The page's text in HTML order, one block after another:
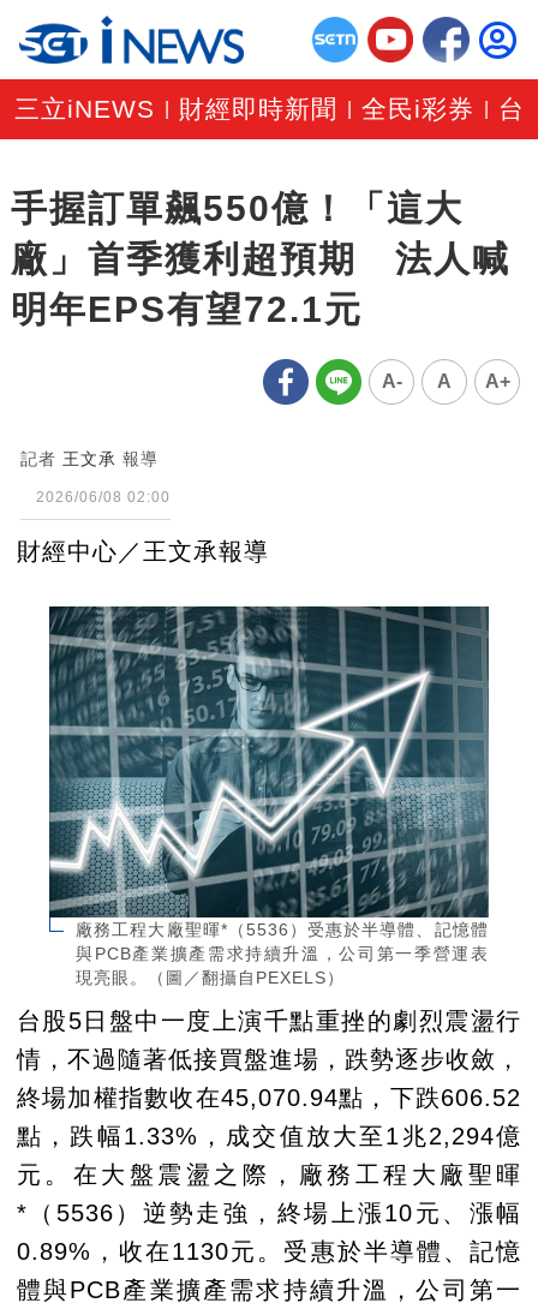
三立iNEWS 財經即時新聞 |全民i彩券 台
手握訂單飆550億！「這大
廠」首季獲利超預期 法人喊
明年EPS有望72.1元
A- A A+
記者 王文承 報導
2026/06/08 02:00
財經中心／王文承報導
廠務工程大廠聖暉*（5536）受惠於半導體、記憶體
與PCB產業擴產需求持續升溫，公司第一季營運表
現亮眼。（圖／翻攝自PEXELS）
台股5日盤中一度上演千點重挫的劇烈震盪行
情，不過隨著低接買盤進場，跌勢逐步收斂，
終場加權指數收在45,070.94點，下跌606.52
點，跌幅1.33%，成交值放大至1兆2,294億
元。在大盤震盪之際，廠務工程大廠聖暉
*（5536）逆勢走強，終場上漲10元、漲幅
0.89%，收在1130元。受惠於半導體、記憶
體與PCB產業擴產需求持續升溫，公司第一